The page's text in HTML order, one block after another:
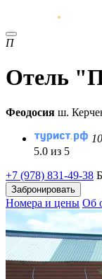
П
Отель
Феодосия ш.
5.0 из 5
+7 (978) 831-49-38
Забронировать
Номера и цены Об